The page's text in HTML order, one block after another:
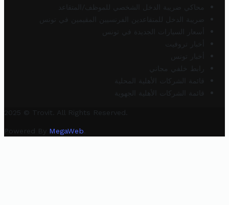
محاكي ضريبة الدخل الشخصي للموظف/المتقاعد
ضريبة الدخل للمتقاعدين الفرنسيين المقيمين في تونس
أسعار السيارات الجديدة في تونس
أخبار تروفيت
أخبار تونس
رابط خلفي مجاني
قائمة الشركات الأهلية المحلية
قائمة الشركات الأهلية الجهوية
2025 © Trovit. All Rights Reserved.
Powered By MegaWeb